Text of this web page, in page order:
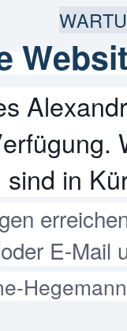
sind in
oder E-Mail